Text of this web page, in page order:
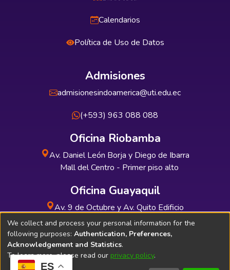
ES
Calendarios
Política de Uso de Datos
Admisiones
admisionesindoamerica@uti.edu.ec
(+593) 963 088 088
Oficina Riobamba
Av. Daniel León Borja y Diego de Ibarra
Mall del Centro - Primer piso alto
Oficina Guayaquil
Av. 9 de Octubre y Av. Quito Edificio
INDUAUTO - Planta baja
We collect and process your personal information for the
following purposes: Authentication, Preferences,
Acknowledgement and Statistics.
To learn more, please read our privacy policy.